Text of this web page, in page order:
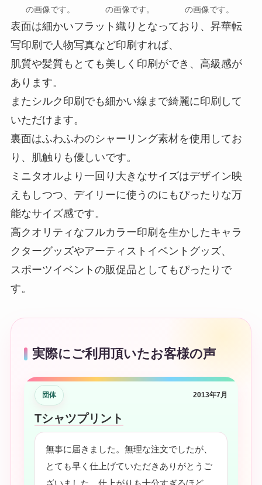
の画像です。
の画像です。
の画像です。
表面は細かいフラット織りとなっており、昇華転
写印刷で人物写真など印刷すれば、
肌質や髪質もとても美しく印刷ができ、高級感が
あります。
またシルク印刷でも細かい線まで綺麗に印刷して
いただけます。
裏面はふわふわのシャーリング素材を使用してお
り、肌触りも優しいです。
ミニタオルより一回り大きなサイズはデザイン映
えもしつつ、デイリーに使うのにもぴったりな万
能なサイズ感です。
高クオリティなフルカラー印刷を生かしたキャラ
クターグッズやアーティストイベントグッズ、
スポーツイベントの販促品としてもぴったりで
す。
実際にご利用頂いたお客様の声
団体 2013年7月
Tシャツプリント
無事に届きました。無理な注文でしたが、
とても早く仕上げていただきありがとうご
ざいました。仕上がりも十分すぎるほど